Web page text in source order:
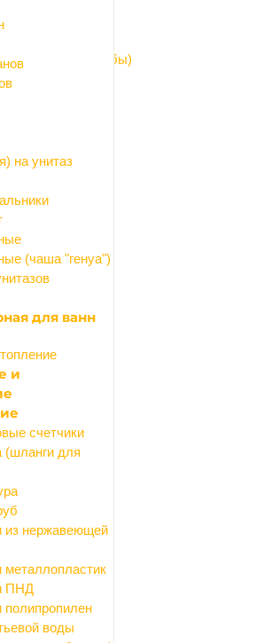
на унитаз
(чаша "генуа")
для ванн
и
счетчики
(шланги для
из нержавеющей
ПНД
полипропилен
воды
(термошайбы)
плитки
плитки
и СВП